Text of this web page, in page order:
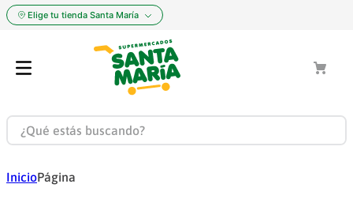
Elige tu tienda Santa María
InicioPágina